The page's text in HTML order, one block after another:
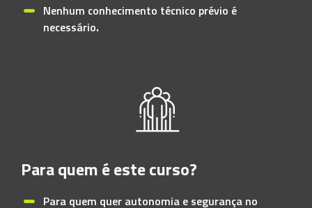
Nenhum conhecimento técnico prévio é
necessário.
Para quem é este curso?
Para quem quer autonomia e segurança no